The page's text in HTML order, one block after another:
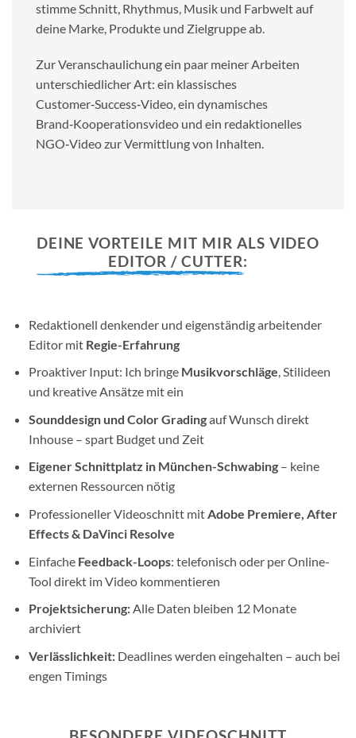
stimme Schnitt, Rhythmus, Musik und Farbwelt auf
deine Marke, Produkte und Zielgruppe ab.
Zur Veranschaulichung ein paar meiner Arbeiten
unterschiedlicher Art: ein klassisches
Customer‑Success‑Video, ein dynamisches
Brand‑Kooperationsvideo und ein redaktionelles
NGO‑Video zur Vermittlung von Inhalten.
DEINE VORTEILE MIT MIR ALS VIDEO
EDITOR / CUTTER:
Redaktionell denkender und eigenständig arbeitender
Editor mit Regie-Erfahrung
Proaktiver Input: Ich bringe Musikvorschläge, Stilideen
und kreative Ansätze mit ein
Sounddesign und Color Gradingauf Wunsch direkt
Inhouse – spart Budget und Zeit
Eigener Schnittplatz in München-Schwabing– keine
externen Ressourcen nötig
Professioneller Videoschnitt mitAdobe Premiere, After
Effects & DaVinci Resolve
Einfache Feedback-Loops: telefonisch oder per Online-
Tool direkt im Video kommentieren
Projektsicherung:Alle Daten bleiben 12 Monate
archiviert
Verlässlichkeit:Deadlines werden eingehalten – auch bei
engen Timings